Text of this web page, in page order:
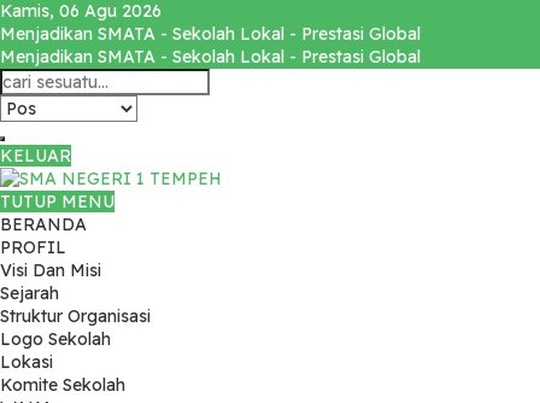
Kamis, 06 Agu 2026
Menjadikan SMATA - Sekolah Lokal - Prestasi Global
Menjadikan SMATA - Sekolah Lokal - Prestasi Global
KELUAR
TUTUP MENU
BERANDA
PROFIL
Visi Dan Misi
Sejarah
Struktur Organisasi
Logo Sekolah
Lokasi
Komite Sekolah